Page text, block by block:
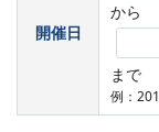
開催日
から
まで
例：